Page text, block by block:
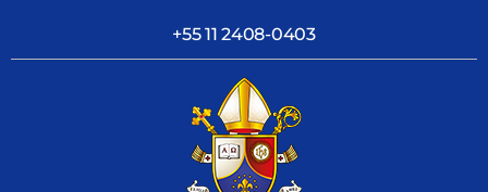
+55 11 2408-0403